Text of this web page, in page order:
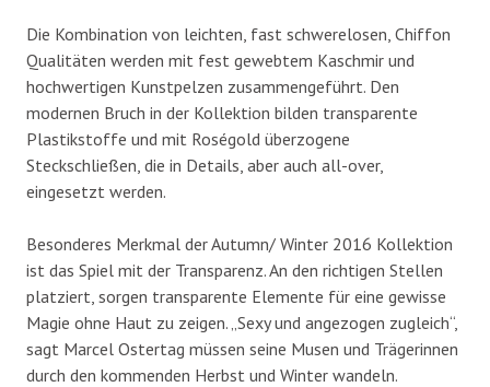
Die Kombination von leichten, fast schwerelosen, Chiffon
Qualitäten werden mit fest gewebtem Kaschmir und
hochwertigen Kunstpelzen zusammengeführt. Den
modernen Bruch in der Kollektion bilden transparente
Plastikstoffe und mit Roségold überzogene
Steckschließen, die in Details, aber auch all-over,
eingesetzt werden.
Besonderes Merkmal der Autumn/ Winter 2016 Kollektion
ist das Spiel mit der Transparenz. An den richtigen Stellen
platziert, sorgen transparente Elemente für eine gewisse
Magie ohne Haut zu zeigen. „Sexy und angezogen zugleich“,
sagt Marcel Ostertag müssen seine Musen und Trägerinnen
durch den kommenden Herbst und Winter wandeln.